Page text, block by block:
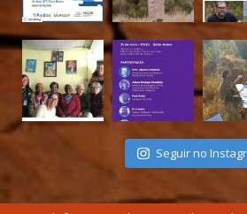
Seguir no